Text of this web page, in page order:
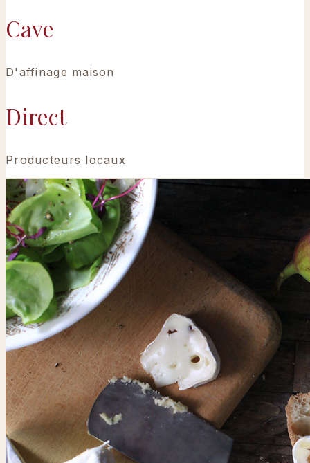
Cave
D'affinage maison
Direct
Producteurs locaux